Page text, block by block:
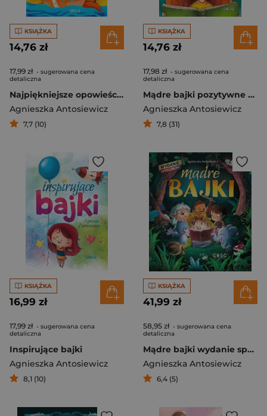
KSIĄŻKA
14,76 zł
17,99 zł - sugerowana cena
detaliczna
Najpiękniejsze opowieści przedszkolaka
Agnieszka Antosiewicz
7,7 (10)
KSIĄŻKA
14,76 zł
17,98 zł - sugerowana cena
detaliczna
Mądre bajki pozytywne myślenie
Agnieszka Antosiewicz
7,8 (31)
KSIĄŻKA
16,99 zł
17,99 zł - sugerowana cena
detaliczna
Inspirujące bajki
Agnieszka Antosiewicz
8,1 (10)
KSIĄŻKA
41,99 zł
58,95 zł - sugerowana cena
detaliczna
Mądre bajki wydanie specjalne
Agnieszka Antosiewicz
6,4 (5)